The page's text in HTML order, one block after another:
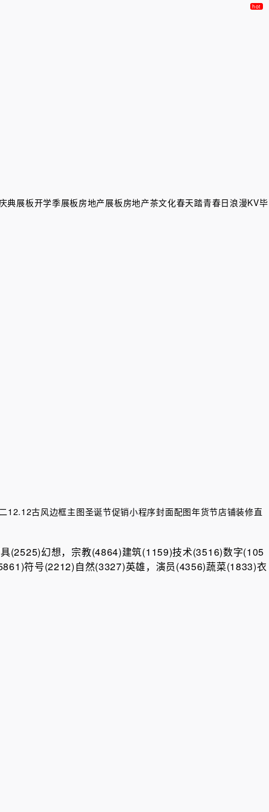
典展板开学季展板房地产展板房地产茶文化春天踏青春日浪漫KV毕
12.12古风边框主图圣诞节促销小程序封面配图年货节店铺装修直
(2525)幻想，宗教(4864)建筑(1159)技术(3516)数字(105
符号(2212)自然(3327)英雄，演员(4356)蔬菜(1833)衣